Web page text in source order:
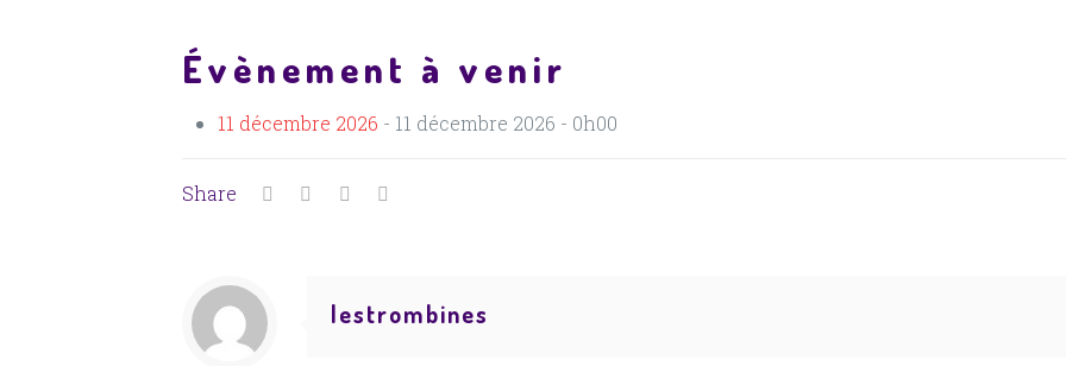
Évènement à venir
11 décembre 2026 - 11 décembre 2026 - 0h00
Share
lestrombines